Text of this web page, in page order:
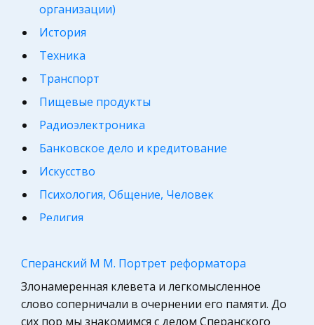
организации)
История
Техника
Транспорт
Пищевые продукты
Радиоэлектроника
Банковское дело и кредитование
Искусство
Психология, Общение, Человек
Религия
Конституционное (государственное) право
России
Астрономия, Авиация, Космонавтика
Сперанский М М. Портрет реформатора
Злонамеренная клевета и легкомысленное
слово соперничали в очернении его памяти. До
сих пор мы знакомимся с делом Сперанского